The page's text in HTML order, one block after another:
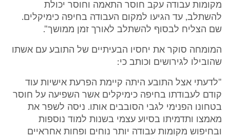
מקומות עבודה עקב חוסר התאמה וחוסר יכולת
להשתלב, עד הגיעו למקום העבודה בחיפה כימיקלים.
שם הצליח לבסוף להשתלב לאורך זמן ממושך".
המומחה סוקר את יחסיו הבעיתיים של התובע עם אשתו
שהובילו לגירושים וכותב כי:
"לדעתי אצל התובע היתה קיימת הפרעת אישיות עוד
קודם לעבודתו בחיפה כימיקלים אשר השפיעה על חוסר
בטחונו הפנימי לגבי הסובבים אותו. ניסה לשפר את
מאמצו ותדמיתו בסיוע עצמי בשנות למוד נוספות
ובחיפוש מקומות עבודה יותר נוחים ופחות אחראיים